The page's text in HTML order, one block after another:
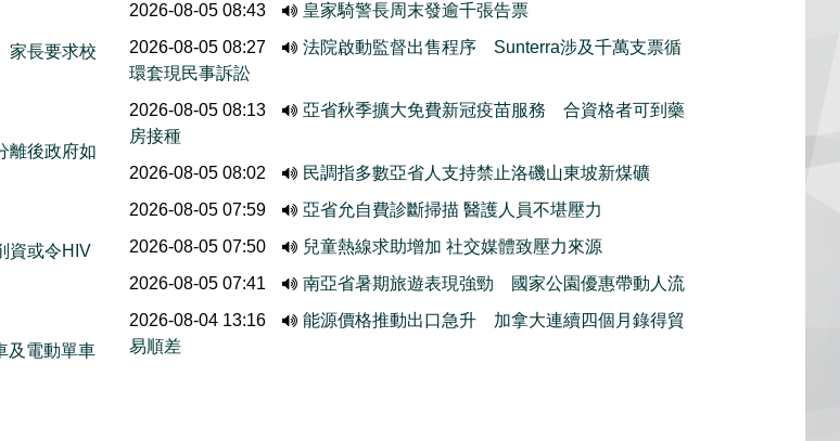
家長要求校
離後政府如
資或令HIV
及電動單車
2026-08-05 08:43
皇家騎警長周末發逾千張告票
2026-08-05 08:27
法院啟動監督出售程序 Sunterra涉及千萬支票循
環套現民事訴訟
2026-08-05 08:13
亞省秋季擴大免費新冠疫苗服務 合資格者可到藥
房接種
2026-08-05 08:02
民調指多數亞省人支持禁止洛磯山東坡新煤礦
2026-08-05 07:59
亞省允自費診斷掃描 醫護人員不堪壓力
2026-08-05 07:50
兒童熱線求助增加 社交媒體致壓力來源
2026-08-05 07:41
南亞省暑期旅遊表現強勁 國家公園優惠帶動人流
2026-08-04 13:16
能源價格推動出口急升 加拿大連續四個月錄得貿
易順差